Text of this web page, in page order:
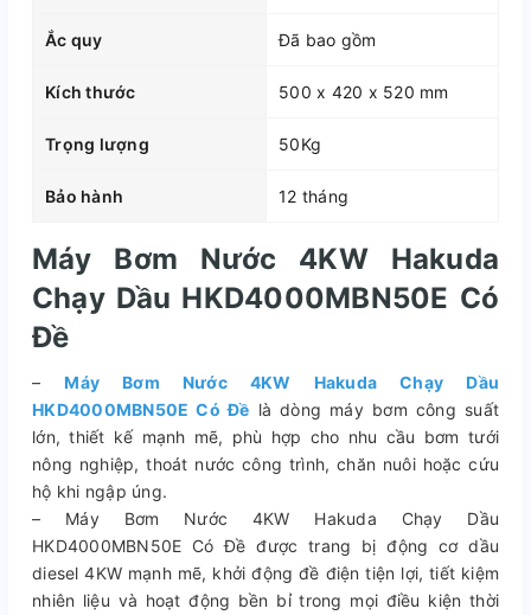
Ắc quy Đã bao gồm
Kích thước 500 x 420 x 520 mm
Trọng lượng 50Kg
Bảo hành 12 tháng
Máy Bơm Nước 4KW Hakuda
Chạy Dầu HKD4000MBN50E Có
Đề
–Máy Bơm Nước 4KW Hakuda Chạy Dầu
HKD4000MBN50E Có Đề là dòng máy bơm công suất
lớn, thiết kế mạnh mẽ, phù hợp cho nhu cầu bơm tưới
nông nghiệp, thoát nước công trình, chăn nuôi hoặc cứu
hộ khi ngập úng.
– Máy Bơm Nước 4KW Hakuda Chạy Dầu
HKD4000MBN50E Có Đề được trang bị động cơ dầu
diesel 4KW mạnh mẽ, khởi động đề điện tiện lợi, tiết kiệm
nhiên liệu và hoạt động bền bỉ trong mọi điều kiện thời